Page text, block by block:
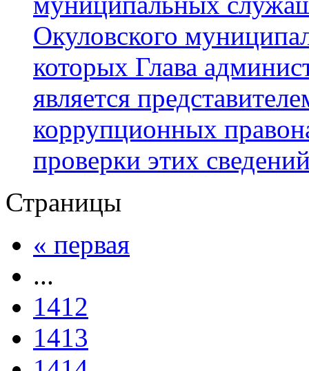
Окуловского
которых Глава
является
коррупционных
проверки этих
Страницы
« первая
...
1412
1413